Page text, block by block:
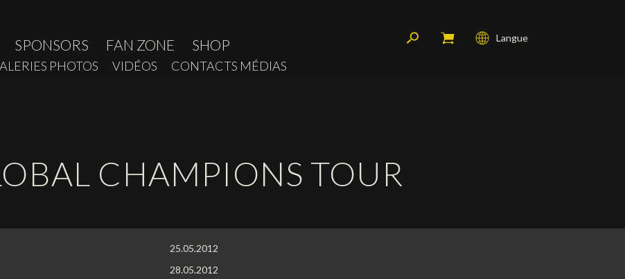
SPONSORS FAN ZONE SHOP
PHOTOS VIDÉOS CONTACTS MÉDIAS
Langue
CHAMPIONS TOUR
25.05.2012
28.05.2012